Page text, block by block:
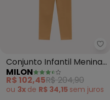
Conjunto Infantil Menina
Estampa (Preto)
MILON
R$ 102,45R$ 204,90
ou 3x de R$ 34,15 sem juros